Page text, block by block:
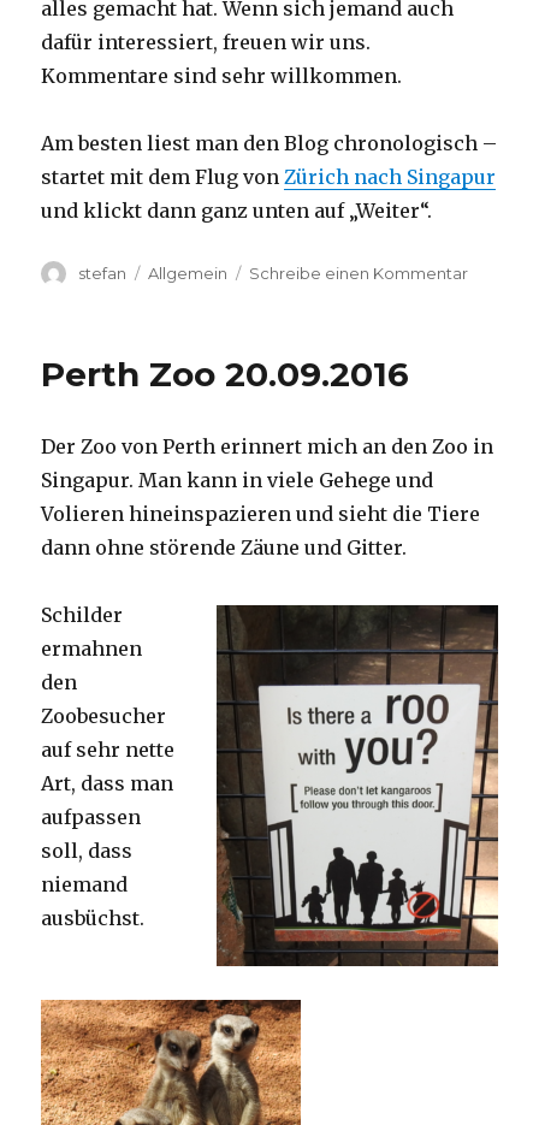
alles gemacht hat. Wenn sich jemand auch
dafür interessiert, freuen wir uns.
Kommentare sind sehr willkommen.
Am besten liest man den Blog chronologisch –
startet mit dem Flug vonZürich nach Singapur
und klickt dann ganz unten auf „Weiter“.
Autor
stefan Kategorien
Allgemein Schreibe einen Kommentarzu
Perth
Perth Zoo 20.09.2016
Der Zoo von Perth erinnert mich an den Zoo in
Singapur. Man kann in viele Gehege und
Volieren hineinspazieren und sieht die Tiere
dann ohne störende Zäune und Gitter.
Schilder
ermahnen
den
Zoobesucher
auf sehr nette
Art, dass man
aufpassen
soll, dass
niemand
ausbüchst.